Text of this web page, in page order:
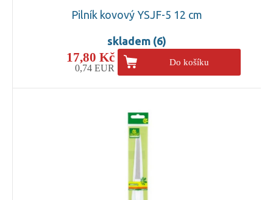
Pilník kovový YSJF-5 12 cm
skladem (6)
17,80 Kč
0,74 EUR
Do košíku